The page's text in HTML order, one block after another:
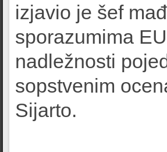
izjavio je šef
sporazumima
nadležnosti
sopstvenim
Sijarto.